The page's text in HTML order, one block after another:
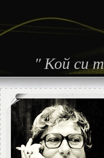
"Кой си